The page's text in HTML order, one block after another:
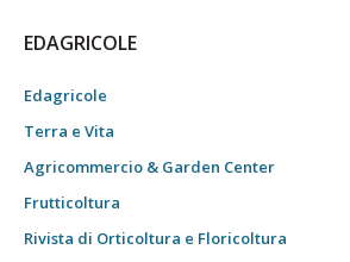
EDAGRICOLE
Edagricole
Terra e Vita
Agricommercio & Garden Center
Frutticoltura
Rivista di Orticoltura e Floricoltura